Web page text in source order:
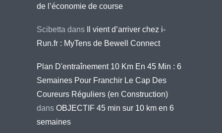
de l’économie de course
Scibetta dans
Il vient d’arriver chez i-
Run.fr : MyTens de Bewell Connect
Plan D'entraînement 10 Km En 45 Min : 6
Semaines Pour Franchir Le Cap Des
Coureurs Réguliers (en Construction)
dans OBJECTIF 45 min sur 10 km en 6
semaines